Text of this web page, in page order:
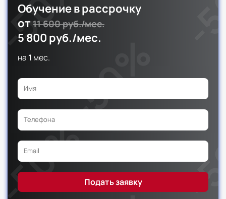
Обучение в рассрочку
от11 600 руб./мес.
5 800 руб./мес.
на 1 мес.